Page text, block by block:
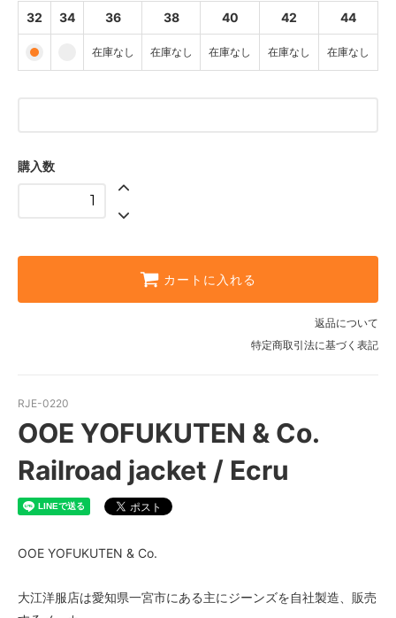
40
32
34 36 38 40 42 44
在庫なし 在庫なし 在庫なし 在庫なし 在庫なし
購入数
カートに入れる
返品について
特定商取引法に基づく表記
RJE-0220
OOE YOFUKUTEN & Co.
Railroad jacket / Ecru
OOE YOFUKUTEN & Co.
大江洋服店は愛知県一宮市にある主にジーンズを自社製造、販売